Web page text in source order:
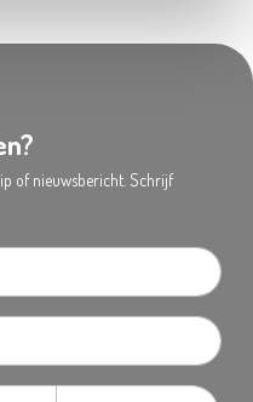
of nieuwsbericht. Schrijf